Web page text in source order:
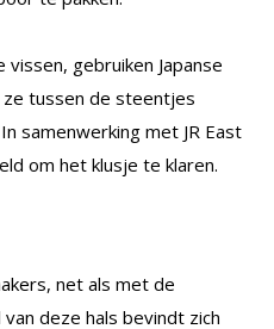
gebruiken Japanse
ze tussen de steentjes
samenwerking met JR East
om het klusje te klaren.
net als met de
deze hals bevindt zich